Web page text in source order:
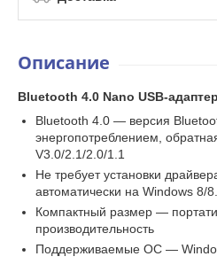
Описание
Bluetooth 4.0 Nano USB-адаптер
Bluetooth 4.0 — версия
энергопотреблением,
V3.0/2.1/2.0/1.1
Не требует установки
автоматически на Windows 8/
Компактный размер —
производительность
Поддерживаемые ОС —